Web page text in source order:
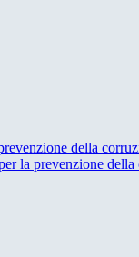
della
la prevenzione